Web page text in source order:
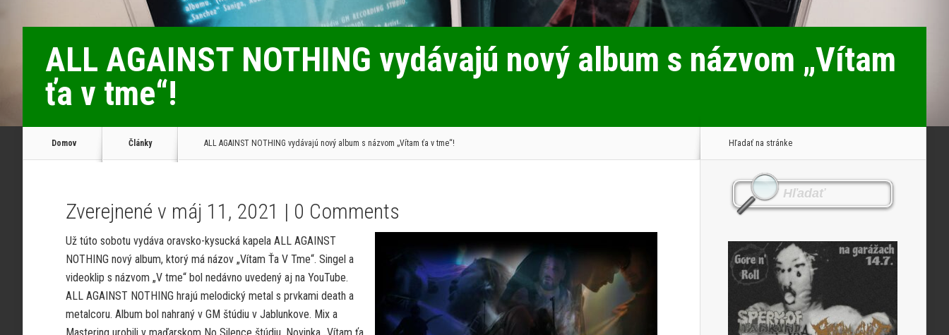
ALL AGAINST NOTHING vydávajú nový album s názvom „Vítam
ťa v tme“!
Domov Články ALL AGAINST NOTHING vydávajú nový album s názvom „Vítam ťa v tme“!
Zverejnené v máj 11, 2021 | 0 Comments
Už túto sobotu vydáva oravsko-kysucká kapela ALL AGAINST
NOTHING nový album, ktorý má názov „Vítam Ťa V Tme“. Singel a
videoklip s názvom „V tme“ bol nedávno uvedený aj na YouTube.
ALL AGAINST NOTHING hrajú melodický metal s prvkami death a
metalcoru. Album bol nahraný v GM štúdiu v Jablunkove. Mix a
Hľadať na stránke